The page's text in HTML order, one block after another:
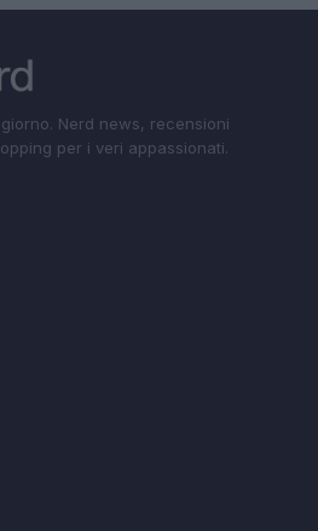
Nerd news, recensioni
per i veri appassionati.